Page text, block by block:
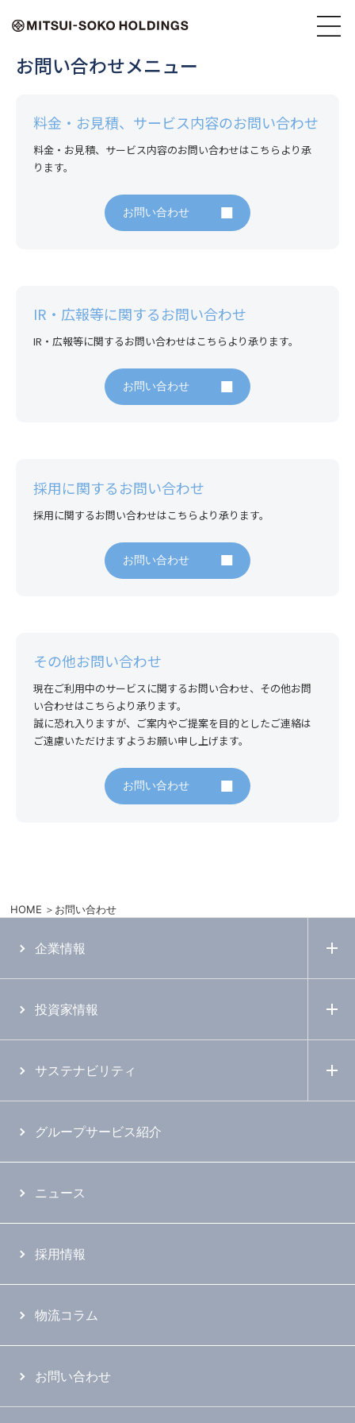
お問い合わせメニュー
料金・お見積、サービス内容のお問い合わせ
料金・お見積、サービス内容のお問い合わせはこちらより承
ります。
お問い合わせ
IR・広報等に関するお問い合わせ
IR・広報等に関するお問い合わせはこちらより承ります。
お問い合わせ
採用に関するお問い合わせ
採用に関するお問い合わせはこちらより承ります。
お問い合わせ
その他お問い合わせ
現在ご利用中のサービスに関するお問い合わせ、その他お問
い合わせはこちらより承ります。
誠に恐れ入りますが、ご案内やご提案を目的としたご連絡は
ご遠慮いただけますようお願い申し上げます。
お問い合わせ
HOME お問い合わせ
企業情報
投資家情報
サステナビリティ
グループサービス紹介
ニュース
採用情報
物流コラム
お問い合わせ